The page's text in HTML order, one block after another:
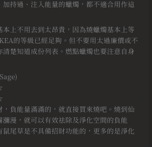
加持過、注入能量的蠟燭，都不適合用作這
本上不用去到太昂貴，因為燒蠟燭基本上等
的等級已經足夠。但不要用太過廉價或不
清楚知道成份列表。燃點蠟燭也要注意自身
，負能量滿滿的，就直接買來燒吧。燒到仙
瀰漫，就可以有效祛除及淨化空間的負能
鼠尾草是不具備招財功能的，更多的是淨化